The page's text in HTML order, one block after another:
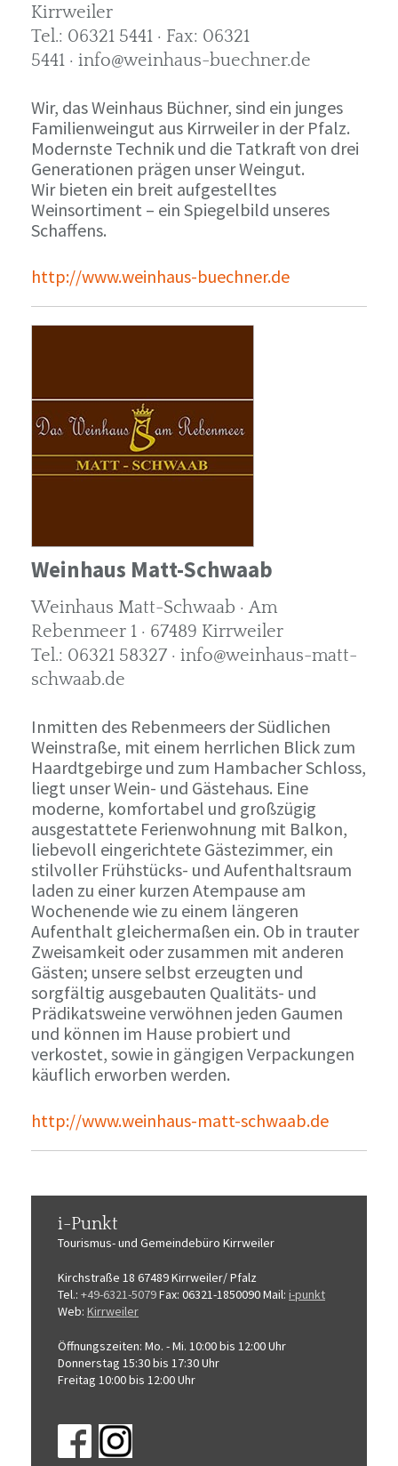
Kirrweiler
Tel.: 06321 5441 · Fax: 06321
5441 · info@weinhaus-buechner.de
Wir, das Weinhaus Büchner, sind ein junges
Familienweingut aus Kirrweiler in der Pfalz.
Modernste Technik und die Tatkraft von drei
Generationen prägen unser Weingut.
Wir bieten ein breit aufgestelltes
Weinsortiment – ein Spiegelbild unseres
Schaffens.
http://www.weinhaus-buechner.de
Weinhaus Matt-Schwaab
Weinhaus Matt-Schwaab · Am
Rebenmeer 1 · 67489 Kirrweiler
Tel.: 06321 58327 · info@weinhaus-matt-
schwaab.de
Inmitten des Rebenmeers der Südlichen
Weinstraße, mit einem herrlichen Blick zum
Haardtgebirge und zum Hambacher Schloss,
liegt unser Wein- und Gästehaus. Eine
moderne, komfortabel und großzügig
ausgestattete Ferienwohnung mit Balkon,
liebevoll eingerichtete Gästezimmer, ein
stilvoller Frühstücks- und Aufenthaltsraum
laden zu einer kurzen Atempause am
Wochenende wie zu einem längeren
Aufenthalt gleichermaßen ein. Ob in trauter
Zweisamkeit oder zusammen mit anderen
Gästen; unsere selbst erzeugten und
sorgfältig ausgebauten Qualitäts- und
Prädikatsweine verwöhnen jeden Gaumen
und können im Hause probiert und
verkostet, sowie in gängigen Verpackungen
käuflich erworben werden.
http://www.weinhaus-matt-schwaab.de
i-Punkt
Tourismus-und Gemeindebüro Kirrweiler
Kirchstraße 18 67489 Kirrweiler/ Pfalz
Tel.: +49-6321-5079Fax: 06321-1850090Mail: i-punkt
Web: Kirrweiler
Öffnungszeiten: Mo. - Mi. 10:00 bis 12:00 Uhr
Donnerstag 15:30 bis 17:30 Uhr
Freitag 10:00 bis 12:00 Uhr